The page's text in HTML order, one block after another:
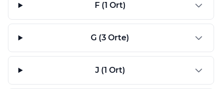
F (1 Ort)
G (3 Orte)
J (1 Ort)